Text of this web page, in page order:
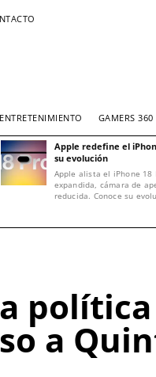
ENTRETENIMIENTO GAMERS 360
Apple redefine el
su evolución
Apple alista el iPhone 18
expandida, cámara de
reducida. Conoce su
a